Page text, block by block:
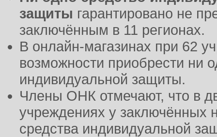
защиты гарантировано не
заключённым в 11 регионах.
В онлайн-магазинах при 62
возможности приобрести ни
индивидуальной защиты.
Члены ОНК отмечают, что в
учреждениях у заключённых
средства индивидуальной